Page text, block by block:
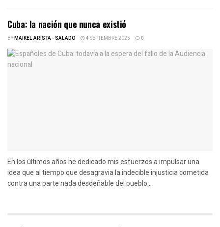
Cuba: la nación que nunca existió
BYMAIKEL ARISTA - SALADO 4 SEPTEMBRE 2025 0
En los últimos años he dedicado mis esfuerzos a impulsar una
idea que al tiempo que desagravia la indecible injusticia cometida
contra una parte nada desdeñable del pueblo...